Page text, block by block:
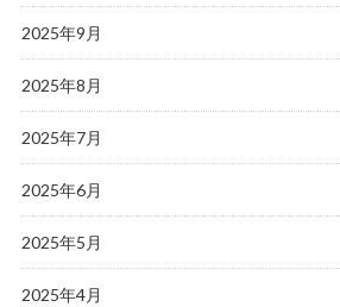
2025年9月
2025年8月
2025年7月
2025年6月
2025年5月
2025年4月